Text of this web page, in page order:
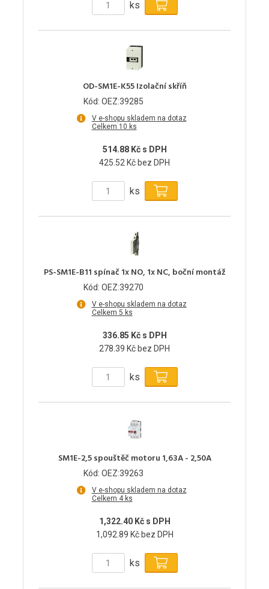
ks
OD-SM1E-K55 Izolační skříň
Kód: OEZ:39285
V e-shopu skladem na dotaz
Celkem 10 ks
514.88 Kč s DPH
425.52 Kč bez DPH
ks
PS-SM1E-B11 spínač 1x NO, 1x NC, boční montáž
Kód: OEZ:39270
V e-shopu skladem na dotaz
Celkem 5 ks
336.85 Kč s DPH
278.39 Kč bez DPH
ks
SM1E-2,5 spouštěč motoru 1,63A - 2,50A
Kód: OEZ:39263
V e-shopu skladem na dotaz
Celkem 4 ks
1,322.40 Kč s DPH
1,092.89 Kč bez DPH
ks